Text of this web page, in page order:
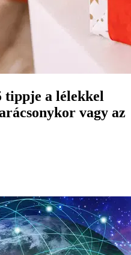
tippje a lélekkel
vagy az